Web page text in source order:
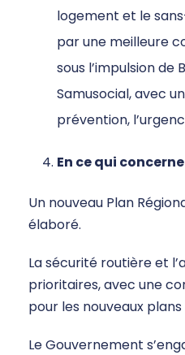
logement et le
par une meilleure
sous l’impulsion de
Samusocial, avec
prévention,
En ce qui
Un nouveau Plan
élaboré.
La sécurité routière et
prioritaires, avec une
pour les nouveaux
Le Gouvernement